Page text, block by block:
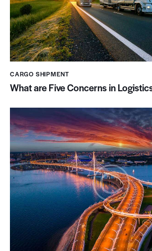
CARGO SHIPMENT
What are Five Concerns in